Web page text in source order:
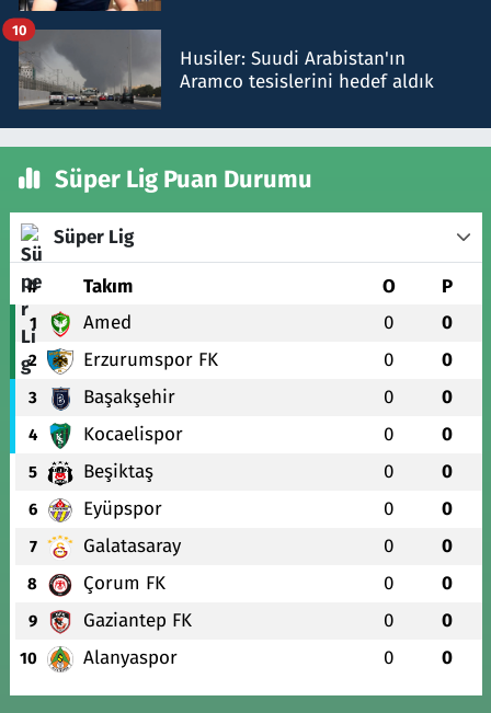
Husiler: Suudi Arabistan'ın
Aramco tesislerini hedef aldık
10
Süper Lig Puan Durumu
Süper Lig
# Takım O P
1 Amed 0 0
2 Erzurumspor FK 0 0
3 Başakşehir 0 0
4 Kocaelispor 0 0
5 Beşiktaş 0 0
6 Eyüpspor 0 0
7 Galatasaray 0 0
8 Çorum FK 0 0
9 Gaziantep FK 0 0
10 Alanyaspor 0 0